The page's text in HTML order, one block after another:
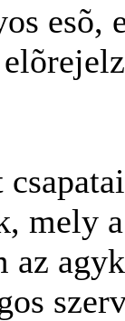
esõ,
mely
az